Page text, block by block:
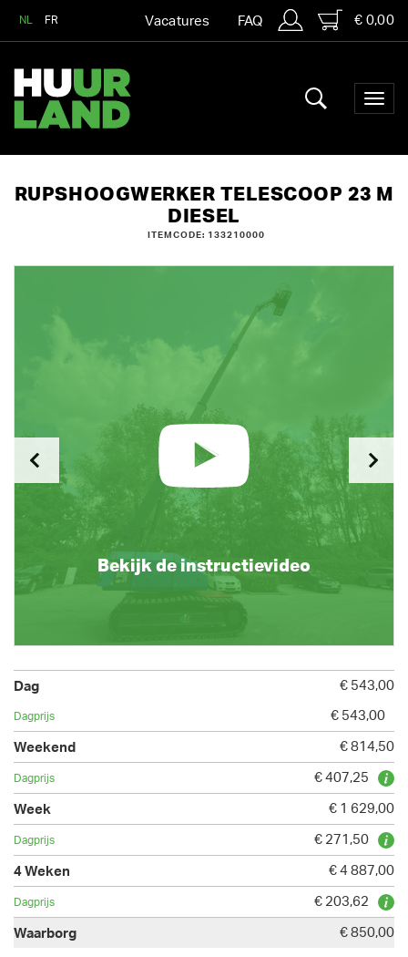
NL FR Vacatures FAQ € 0,00
RUPSHOOGWERKER TELESCOOP 23 M
DIESEL
ITEMCODE: 133210000
Bekijk de instructievideo
€ 543,00
€ 543,00
€ 814,50
€ 407,25
€ 1 629,00
€ 271,50
€ 4 887,00
€ 203,62
€ 850,00